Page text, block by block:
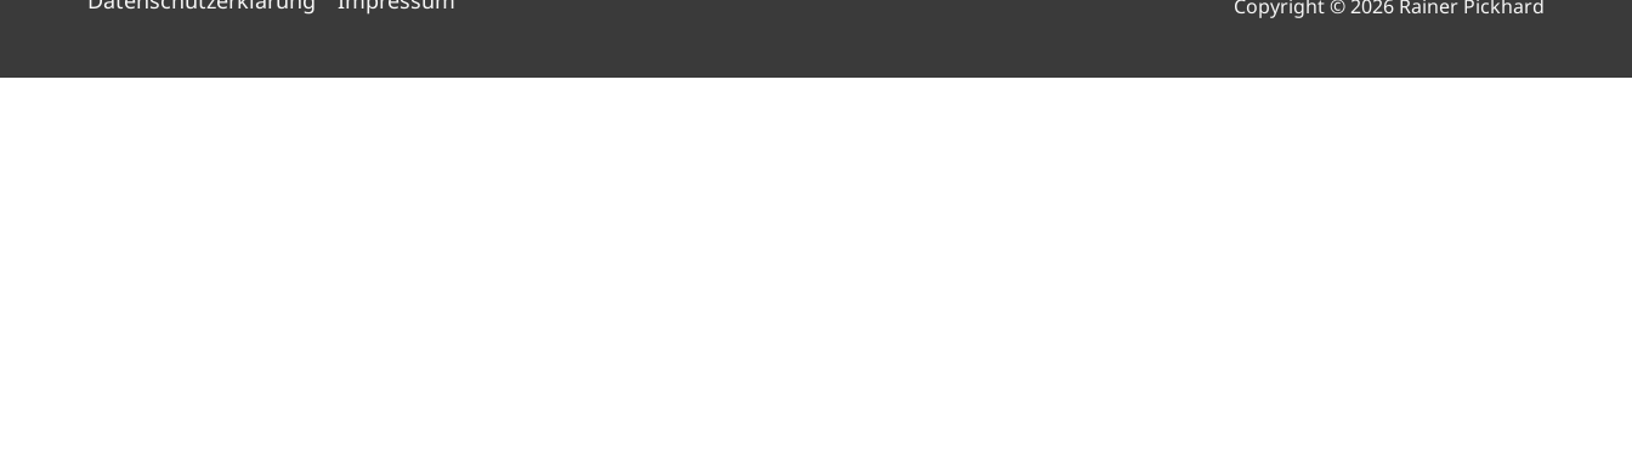
Copyright © 2026 Rainer Pickhard